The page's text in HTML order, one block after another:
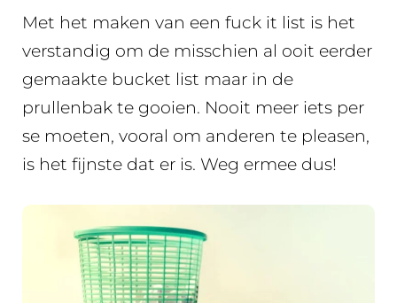
Met het maken van een fuck it list is het
verstandig om de misschien al ooit eerder
gemaakte bucket list maar in de
prullenbak te gooien. Nooit meer iets per
se moeten, vooral om anderen te pleasen,
is het fijnste dat er is. Weg ermee dus!